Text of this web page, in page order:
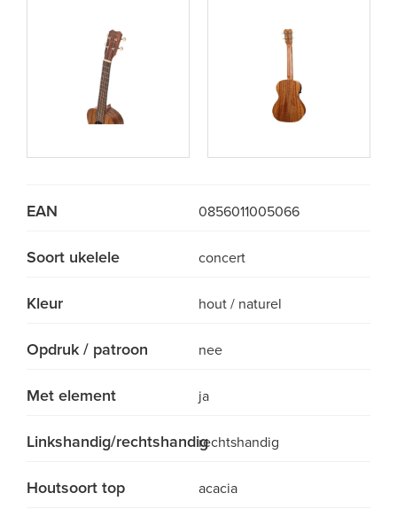
EAN 0856011005066
Soort ukelele concert
Kleur hout / naturel
Opdruk / patroon nee
Met element ja
Linkshandig/rechtshandigrechtshandig
Houtsoort top acacia